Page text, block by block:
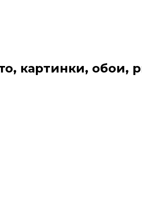
картинки, обои,